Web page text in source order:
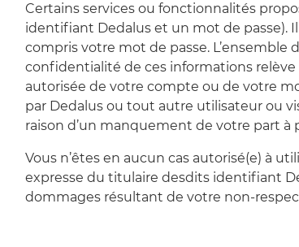
Certains services ou fonctionnalités
identifiant Dedalus et un mot de passe).
compris votre mot de passe.
confidentialité de ces informations
autorisée de votre compte ou de votre
par Dedalus ou tout autre utilisateur ou
raison d’un manquement de votre part
Vous n’êtes en aucun cas autorisé(e) à
expresse du titulaire desdits identifiant
dommages résultant de votre non-